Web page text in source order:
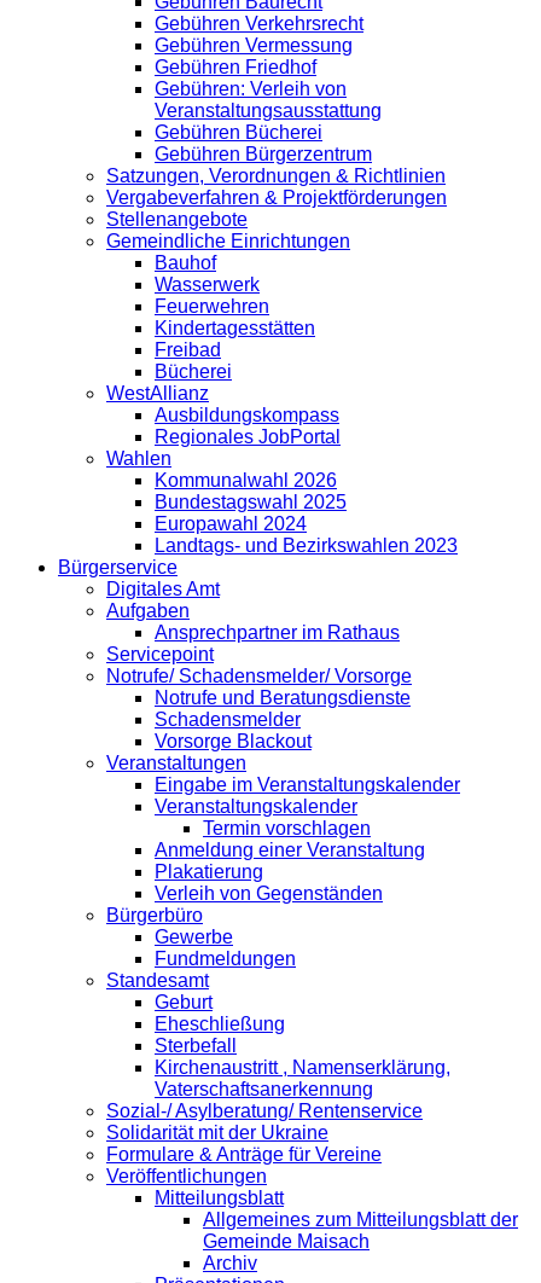
Gebühren Verkehrsrecht
Gebühren Vermessung
Gebühren Friedhof
Gebühren: Verleih von
Veranstaltungsausstattung
Gebühren Bücherei
Gebühren Bürgerzentrum
Satzungen, Verordnungen & Richtlinien
Vergabeverfahren & Projektförderungen
Stellenangebote
Gemeindliche Einrichtungen
Bauhof
Wasserwerk
Feuerwehren
Kindertagesstätten
Freibad
Bücherei
WestAllianz
Ausbildungskompass
Regionales JobPortal
Wahlen
Kommunalwahl 2026
Bundestagswahl 2025
Europawahl 2024
Landtags- und Bezirkswahlen 2023
Bürgerservice
Digitales Amt
Aufgaben
Ansprechpartner im Rathaus
Servicepoint
Notrufe/ Schadensmelder/ Vorsorge
Notrufe und Beratungsdienste
Schadensmelder
Vorsorge Blackout
Veranstaltungen
Eingabe im Veranstaltungskalender
Veranstaltungskalender
Termin vorschlagen
Anmeldung einer Veranstaltung
Plakatierung
Verleih von Gegenständen
Bürgerbüro
Gewerbe
Fundmeldungen
Standesamt
Geburt
Eheschließung
Sterbefall
Kirchenaustritt , Namenserklärung,
Vaterschaftsanerkennung
Sozial-/ Asylberatung/ Rentenservice
Solidarität mit der Ukraine
Formulare & Anträge für Vereine
Veröffentlichungen
Mitteilungsblatt
Allgemeines zum Mitteilungsblatt der
Gemeinde Maisach
Archiv